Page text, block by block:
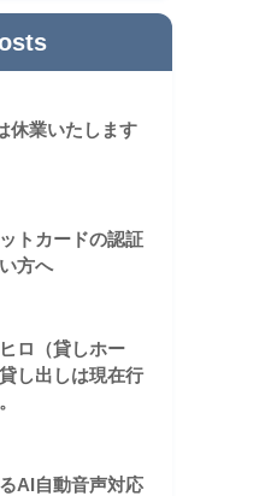
休業いたします
トカードの認証
方へ
ロ（貸しホー
し出しは現在行
AI自動音声対応